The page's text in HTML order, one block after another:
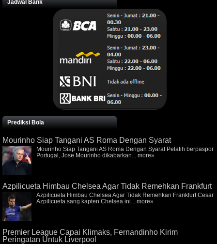
Jadwal Bank
Prediksi Bola
Mourinho Siap Tangani AS Roma Dengan Syarat
Mourinho Siap Tangani AS Roma Dengan Syarat Pelatih berpaspor
Portugal, Jose Mourinho dikabarkan... more»
Azpilicueta Himbau Chelsea Agar Tidak Remehkan Frankfurt
Azpilicueta Himbau Chelsea Agar Tidak Remehkan Frankfurt Cesar
Azpilicueta sang kapten Chelsea ini... more»
Premier League Capai Klimaks, Fernandinho Kirim
Peringatan Untuk Liverpool